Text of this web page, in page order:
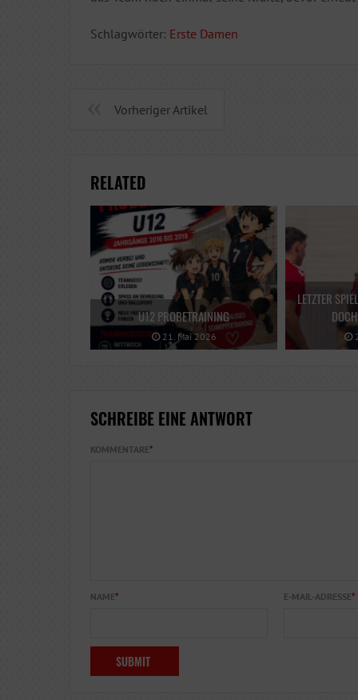
Schlagwörter: Erste Damen
Vorheriger Artikel
RELATED
U12 PROBETRAINING
21. Mai 2026
LETZTER
SCHREIBE EINE ANTWORT
KOMMENTARE*
NAME* E-MAIL-ADRESSE*